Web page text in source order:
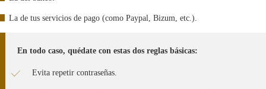
La de tus servicios de pago (como Paypal, Bizum, etc.).
En todo caso, quédate con estas dos reglas básicas:
Evita repetir contraseñas.